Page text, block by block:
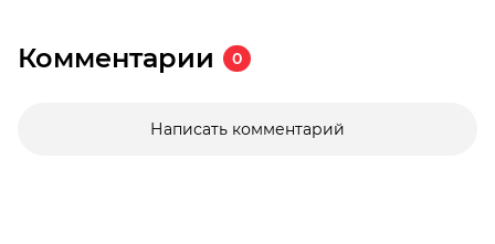
Комментарии 0
Написать комментарий